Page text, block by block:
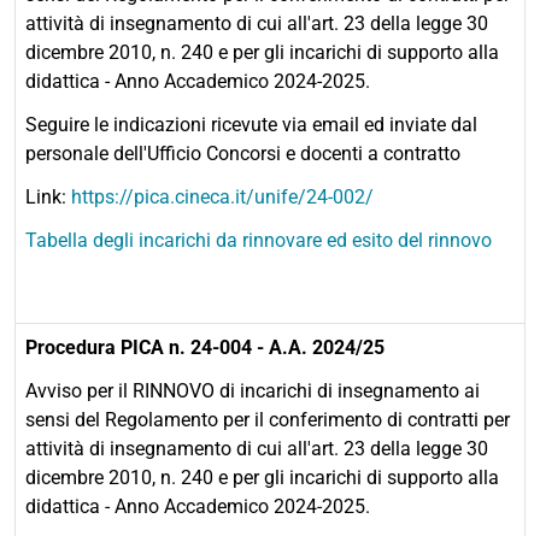
attività di insegnamento di cui all'art. 23 della legge 30
dicembre 2010, n. 240 e per gli incarichi di supporto alla
didattica - Anno Accademico 2024-2025.
Seguire le indicazioni ricevute via email ed inviate dal
personale dell'Ufficio Concorsi e docenti a contratto
Link: https://pica.cineca.it/unife/24-002/
Tabella degli incarichi da rinnovare ed esito del rinnovo
Procedura PICA n. 24-004 - A.A. 2024/25
Avviso per il RINNOVO di incarichi di insegnamento ai
sensi del Regolamento per il conferimento di contratti per
attività di insegnamento di cui all'art. 23 della legge 30
dicembre 2010, n. 240 e per gli incarichi di supporto alla
didattica - Anno Accademico 2024-2025.